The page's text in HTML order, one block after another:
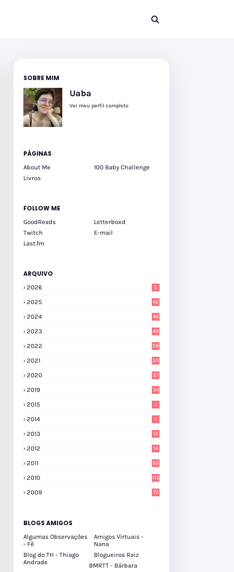
SOBRE MIM
Uaba
Ver meu perfil completo
PÁGINAS
About Me
100 Baby Challenge
Livros
FOLLOW ME
GoodReads
Letterboxd
Twitch
E-mail
Last.fm
ARQUIVO
2026 5
2025 42
2024 46
2023 49
2022 38
2021 30
2020 37
2019 34
2015 1
2014 1
2013 14
2012 14
2011 63
2010 113
2009 72
BLOGS AMIGOS
Algumas Observações
- Fê
Amigos Virtuais -
Nana
Blog do TH - Thiago
Andrade
Blogueiros Raiz
BMRTT - Bárbara